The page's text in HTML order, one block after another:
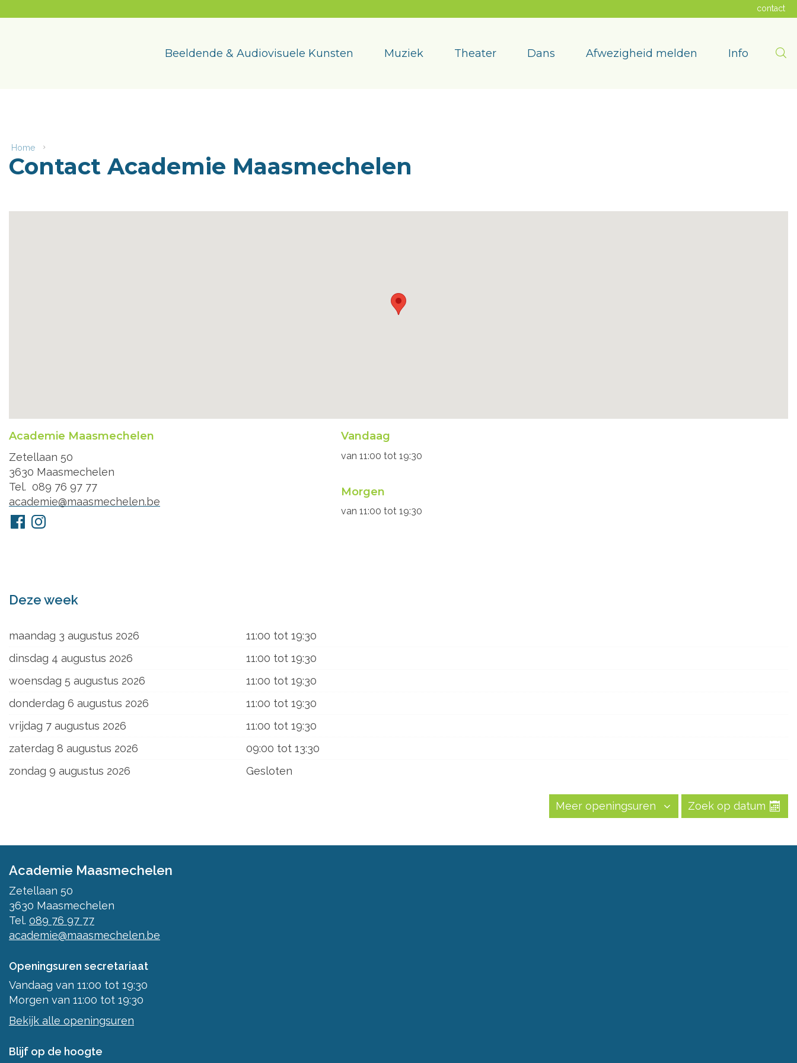
content
Beeldende & Audiovisuele Kunsten Muziek Theater Dans Afwezigheid melden Info
contact
Home
Academie
Maasmechelen
Contact Academie Maasmechelen
Academie Maasmechelen
Adres
Zetellaan 50
3630 Maasmechelen
Tel.
089 76 97 77
E-
mail
academie@maasmechelen.be
Volg
ons
FacebookInstagram
Openingsuren
Vandaag
van 11:00 tot 19:30
Morgen
van 11:00 tot 19:30
Deze week
maandag 3 augustus 2026 11:00 tot 19:30
dinsdag 4 augustus 2026
11:00 tot 19:30
woensdag 5 augustus 2026
11:00 tot 19:30
donderdag 6 augustus 2026
11:00 tot 19:30
vrijdag 7 augustus 2026
11:00 tot 19:30
zaterdag 8 augustus 2026
09:00 tot 13:30
zondag 9 augustus 2026
Gesloten
Meer openingsuren Zoek op datum
Academie Maasmechelen
Zetellaan 50
3630 Maasmechelen
Tel. 089 76 97 77
academie@maasmechelen.be
Openingsuren secretariaat
Vandaag van 11:00 tot 19:30
Morgen van 11:00 tot 19:30
Bekijk alle openingsuren
Blijf op de hoogte